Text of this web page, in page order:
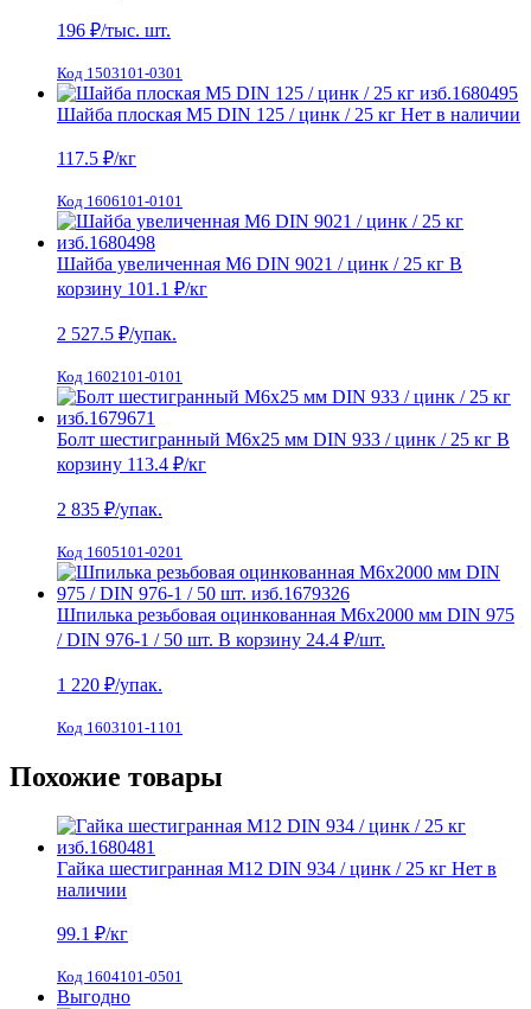
196 ₽/тыс. шт.
Код 1503101-0301
Шайба плоская М5 DIN 125 / цинк / 25 кг Нет в наличии
117.5 ₽/кг
Код 1606101-0101
Шайба увеличенная М6 DIN 9021 / цинк / 25 кг В
корзину 101.1 ₽/кг
2 527.5 ₽/упак.
Код 1602101-0101
Болт шестигранный М6х25 мм DIN 933 / цинк / 25 кг В
корзину 113.4 ₽/кг
2 835 ₽/упак.
Код 1605101-0201
Шпилька резьбовая оцинкованная М6х2000 мм DIN 975
/ DIN 976-1 / 50 шт. В корзину 24.4 ₽/шт.
1 220 ₽/упак.
Код 1603101-1101
Похожие товары
Гайка шестигранная М12 DIN 934 / цинк / 25 кг Нет в
наличии
99.1 ₽/кг
Код 1604101-0501
Выгодно